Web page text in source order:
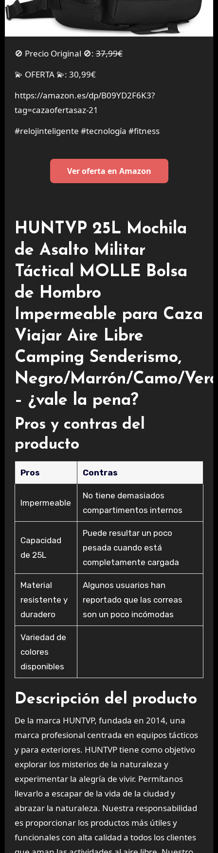
🚫 Precio Original 🚫:37,99€
💫 OFERTA 💫: 30,99€
https://amazon.es/dp/B09YD2F6K3?
tag=cazaofertasaz-21
#relojinteligente #tecnología #fitness
Ver oferta en Amazon
HUNTVP 25L Mochila
de Asalto Militar
Táctical MOLLE Bolsa
de Hombro
Impermeable para Caza
Viajar Aire Libre
Camping Senderismo,
Negro/Marrón/Camo/
– ¿vale la pena?
Pros y contras del
producto
Pros Contras
Impermeable
No tiene demasiados
compartimentos internos
Capacidad
de 25L
Puede resultar un poco
pesada cuando está
completamente cargada
Material
resistente y
duradero
Algunos usuarios han
reportado que las correas
son un poco incómodas
Variedad de
colores
disponibles
Descripción del producto
De la marca HUNTVP, fundada en 2014, una
marca profesional centrada en equipos tácticos
y para exteriores. HUNTVP tiene como objetivo
explorar los misterios de la naturaleza y
experimentar la alegría de vivir. Permítanos
llevarlo a escapar de la vida de la ciudad y
abrazar la naturaleza. Nuestra responsabilidad
es proporcionar los productos más útiles y
funcionales con alta calidad a todos los clientes